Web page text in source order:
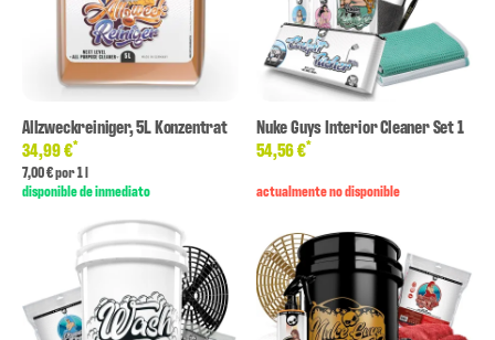
Allzweckreiniger, 5L Konzentrat
34,99 €*
7,00 € por 1 l
disponible de inmediato
Nuke Guys Interior Cleaner Set 1
54,56 €*
actualmente no disponible